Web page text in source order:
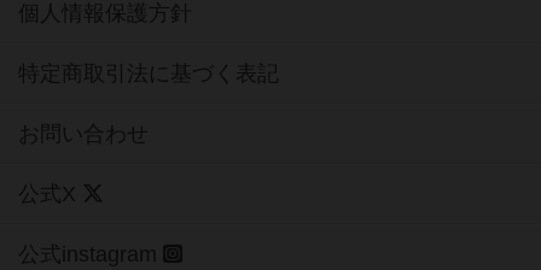
個人情報保護方針
特定商取引法に基づく表記
お問い合わせ
公式X
公式instagram